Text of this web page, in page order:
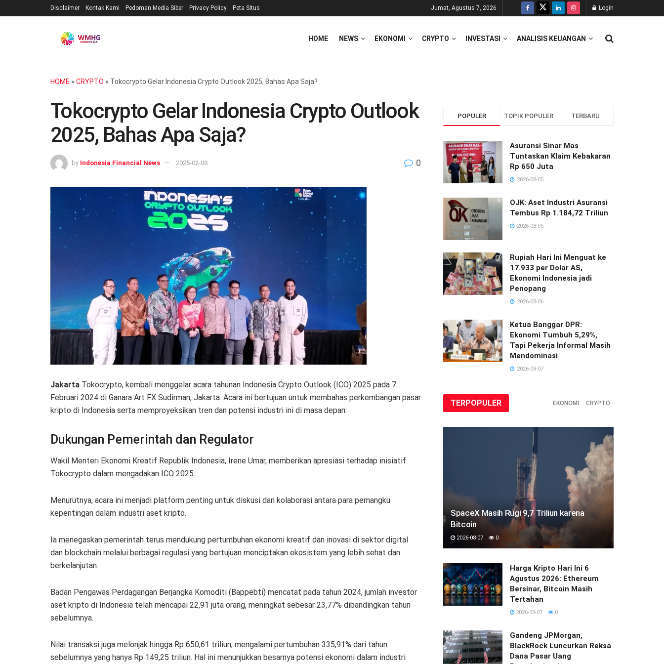
Disclaimer Kontak Kami Pedoman Media Siber Privacy Policy Peta Situs Jumat, Agustus 7, 2026 Login
HOME NEWS EKONOMI CRYPTO INVESTASI ANALISIS KEUANGAN
HOME » CRYPTO » Tokocrypto Gelar Indonesia Crypto Outlook 2025, Bahas Apa Saja?
Tokocrypto Gelar Indonesia Crypto Outlook
2025, Bahas Apa Saja?
by Indonesia Financial News 2025-02-08 0
Jakarta Tokocrypto, kembali menggelar acara tahunan Indonesia Crypto Outlook (ICO) 2025 pada 7
Februari 2024 di Ganara Art FX Sudirman, Jakarta. Acara ini bertujuan untuk membahas perkembangan pasar
kripto di Indonesia serta memproyeksikan tren dan potensi industri ini di masa depan.
Dukungan Pemerintah dan Regulator
Wakil Menteri Ekonomi Kreatif Republik Indonesia, Irene Umar, memberikan apresiasi terhadap inisiatif
Tokocrypto dalam mengadakan ICO 2025.
Menurutnya, acara ini menjadi platform penting untuk diskusi dan kolaborasi antara para pemangku
kepentingan dalam industri aset kripto.
Ia menegaskan pemerintah terus mendukung pertumbuhan ekonomi kreatif dan inovasi di sektor digital
dan blockchain melalui berbagai regulasi yang bertujuan menciptakan ekosistem yang lebih sehat dan
berkelanjutan.
Badan Pengawas Perdagangan Berjangka Komoditi (Bappebti) mencatat pada tahun 2024, jumlah investor
aset kripto di Indonesia telah mencapai 22,91 juta orang, meningkat sebesar 23,77% dibandingkan tahun
sebelumnya.
Nilai transaksi juga melonjak hingga Rp 650,61 triliun, mengalami pertumbuhan 335,91% dari tahun
sebelumnya yang hanya Rp 149,25 triliun. Hal ini menunjukkan besarnya potensi ekonomi dalam industri
POPULER TOPIK POPULER TERBARU
Asuransi Sinar Mas
Tuntaskan Klaim Kebakaran
Rp 650 Juta
2026-08-05
OJK: Aset Industri Asuransi
Tembus Rp 1.184,72 Triliun
2026-08-05
Rupiah Hari Ini Menguat ke
17.933 per Dolar AS,
Ekonomi Indonesia jadi
Penopang
2026-08-06
Ketua Banggar DPR:
Ekonomi Tumbuh 5,29%,
Tapi Pekerja Informal Masih
Mendominasi
2026-08-07
TERPOPULER EKONOMI CRYPTO
SpaceX Masih Rugi 9,7 Triliun karena
Bitcoin
2026-08-07 0
Harga Kripto Hari Ini 6
Agustus 2026: Ethereum
Bersinar, Bitcoin Masih
Tertahan
2026-08-07 0
Gandeng JPMorgan,
BlackRock Luncurkan Reksa
Dana Pasar Uang